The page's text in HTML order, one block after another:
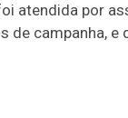
atendida por
campanha, e